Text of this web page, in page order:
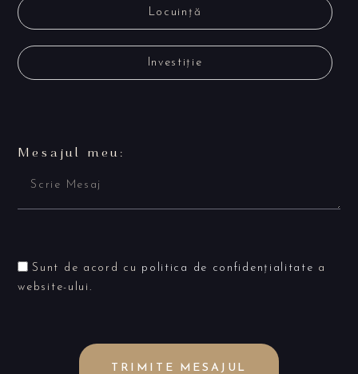
Locuință
Investiție
Mesajul meu:
Sunt de acord cu politica de confidențialitate a
website-ului.
TRIMITE MESAJUL